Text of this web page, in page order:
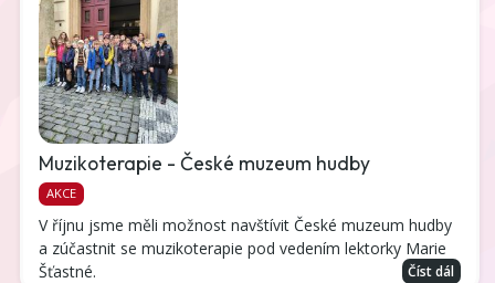
Muzikoterapie - České muzeum hudby
AKCE
V říjnu jsme měli možnost navštívit České muzeum hudby
a zúčastnit se muzikoterapie pod vedením lektorky Marie
Šťastné.
Číst dál